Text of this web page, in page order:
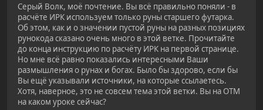
Серый Волк, моё почтение. Вы всё правильно поняли - в
расчёте ИРК используем только руны старшего футарка.
Об этом, как и о значении пустой руны на разных позициях
рунокода сказано очень много в этой ветке. Прочитайте
до конца инструкцию по расчёту ИРК на первой странице.
Но мне всё равно показались интересными Ваши
размышления о рунах и богах. Было бы здорово, если бы
Вы ещё указывали источники, на которые ссылаетесь.
Хотя, наверное, это не совсем тема этой ветки. Вы на ОТМ
на каком уроке сейчас?